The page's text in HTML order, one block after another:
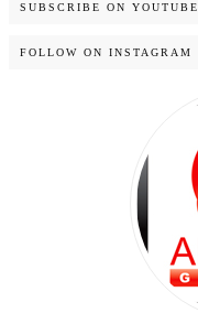
SUBSCRIBE ON YOUTUBE
FOLLOW ON INSTAGRAM